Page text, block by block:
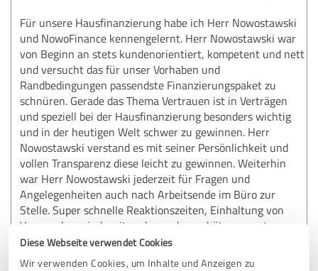
Diese Webseite verwendet Cookies
Wir verwenden Cookies, um Inhalte und Anzeigen zu
Für unsere Hausfinanzierung habe ich Herr Nowostawski
und NowoFinance kennengelernt. Herr Nowostawski war
von Beginn an stets kundenorientiert, kompetent und nett
und versucht das für unser Vorhaben und
Randbedingungen passendste Finanzierungspaket zu
schnüren. Gerade das Thema Vertrauen ist in Verträgen
und speziell bei der Hausfinanzierung besonders wichtig
und in der heutigen Welt schwer zu gewinnen. Herr
Nowostawski verstand es mit seiner Persönlichkeit und
vollen Transparenz diese leicht zu gewinnen. Weiterhin
war Herr Nowostawski jederzeit für Fragen und
Angelegenheiten auch nach Arbeitsende im Büro zur
Stelle. Super schnelle Reaktionszeiten, Einhaltung von
Versprechen sind weitere besonders schätzenswerte
Eigenschaften. Ich wünsche Herr Nowostawski viele
Kunden und viel Erfolg. Einfach super !!